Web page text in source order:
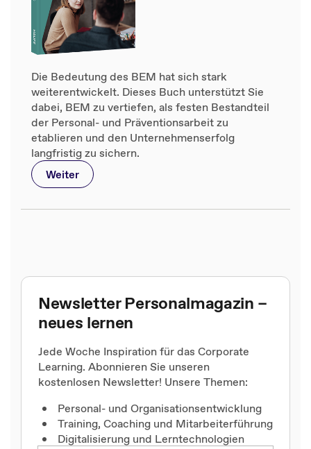
Die Bedeutung des BEM hat sich stark
weiterentwickelt. Dieses Buch unterstützt Sie
dabei, BEM zu vertiefen, als festen Bestandteil
der Personal- und Präventionsarbeit zu
etablieren und den Unternehmenserfolg
langfristig zu sichern.
Weiter
Newsletter Personalmagazin –
neues lernen
Jede Woche Inspiration für das Corporate
Learning. Abonnieren Sie unseren
kostenlosen Newsletter! Unsere Themen:
Personal- und Organisationsentwicklung
Training, Coaching und Mitarbeiterführung
Digitalisierung und Lerntechnologien